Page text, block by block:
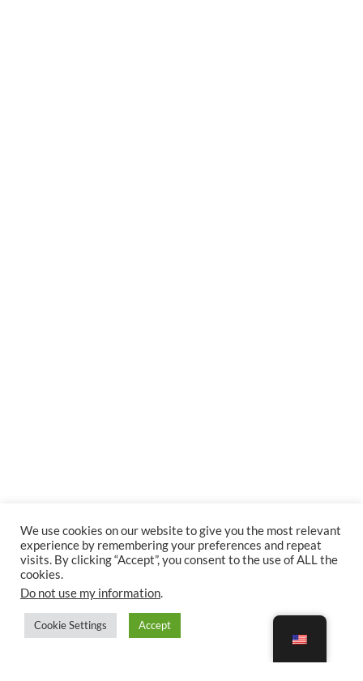
We use cookies on our website to give you the most relevant
experience by remembering your preferences and repeat
visits. By clicking “Accept”, you consent to the use of ALL the
cookies.
Do not use my information.
Cookie Settings Accept